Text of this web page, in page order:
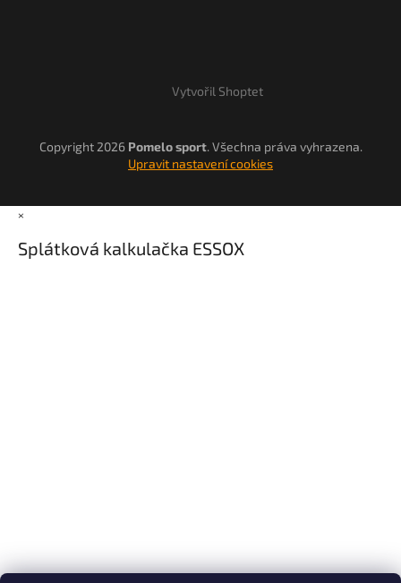
Vytvořil Shoptet
Copyright 2026 Pomelo sport. Všechna práva vyhrazena.
Upravit nastavení cookies
×
Splátková kalkulačka ESSOX